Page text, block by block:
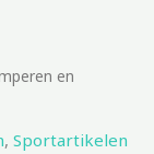
en
, Sportartikelen